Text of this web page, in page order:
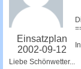
Einsatzplan
2002-09-12
Liebe Schönwetter...